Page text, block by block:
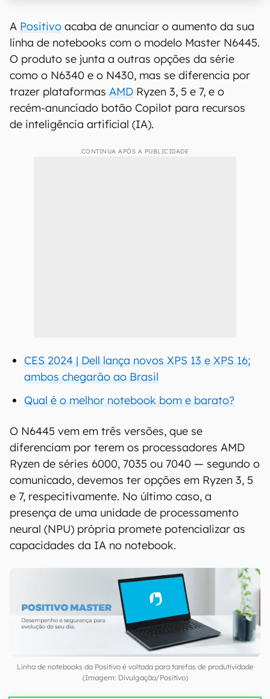
A Positivo acaba de anunciar o aumento da sua
linha de notebooks com o modelo Master N6445.
O produto se junta a outras opções da série
como o N6340 e o N430, mas se diferencia por
trazer plataformas AMD Ryzen 3, 5 e 7, e o
recém-anunciado botão Copilot para recursos
de inteligência artificial (IA).
CONTINUA APÓS A PUBLICIDADE
CES 2024 | Dell lança novos XPS 13 e XPS 16;
ambos chegarão ao Brasil
Qual é o melhor notebook bom e barato?
O N6445 vem em três versões, que se
diferenciam por terem os processadores AMD
Ryzen de séries 6000, 7035 ou 7040 — segundo o
comunicado, devemos ter opções em Ryzen 3, 5
e 7, respecitivamente. No último caso, a
presença de uma unidade de processamento
neural (NPU) própria promete potencializar as
capacidades da IA no notebook.
Linha de notebooks da Positivo é voltada para tarefas de produtividade
(Imagem: Divulgação/Positivo)